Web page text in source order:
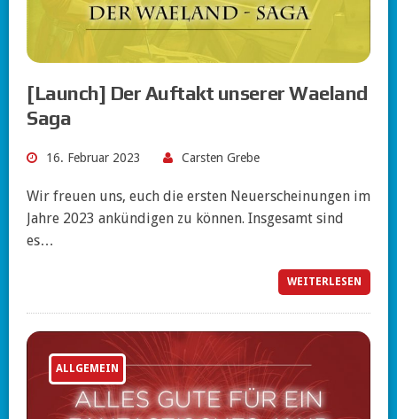
[Launch] Der Auftakt unserer Waeland
Saga
16. Februar 2023 Carsten Grebe
Wir freuen uns, euch die ersten Neuerscheinungen im
Jahre 2023 ankündigen zu können. Insgesamt sind
es…
WEITERLESEN
ALLGEMEIN